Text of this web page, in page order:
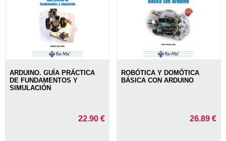
ARDUINO. GUÍA PRÁCTICA
DE FUNDAMENTOS Y
SIMULACIÓN
22.90 €
ROBÓTICA Y DOMÓTICA
BÁSICA CON ARDUINO
26.89 €